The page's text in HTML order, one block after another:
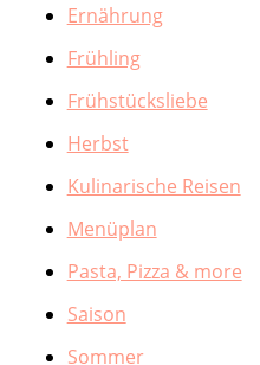
Ernährung
Frühling
Frühstücksliebe
Herbst
Kulinarische Reisen
Menüplan
Pasta, Pizza & more
Saison
Sommer